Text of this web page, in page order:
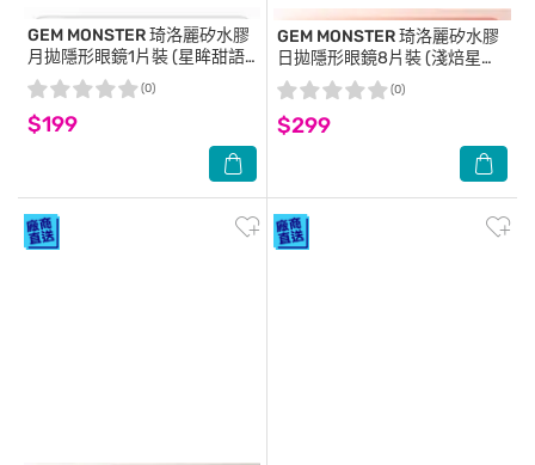
GEM MONSTER琦洛麗矽水膠
月拋隱形眼鏡1片裝 (星眸甜語
灰) 0.00
$199
(0)
GEM MONSTER琦洛麗矽水膠
日拋隱形眼鏡8片裝 (淺焙星珀
棕) 0.00
$299
(0)